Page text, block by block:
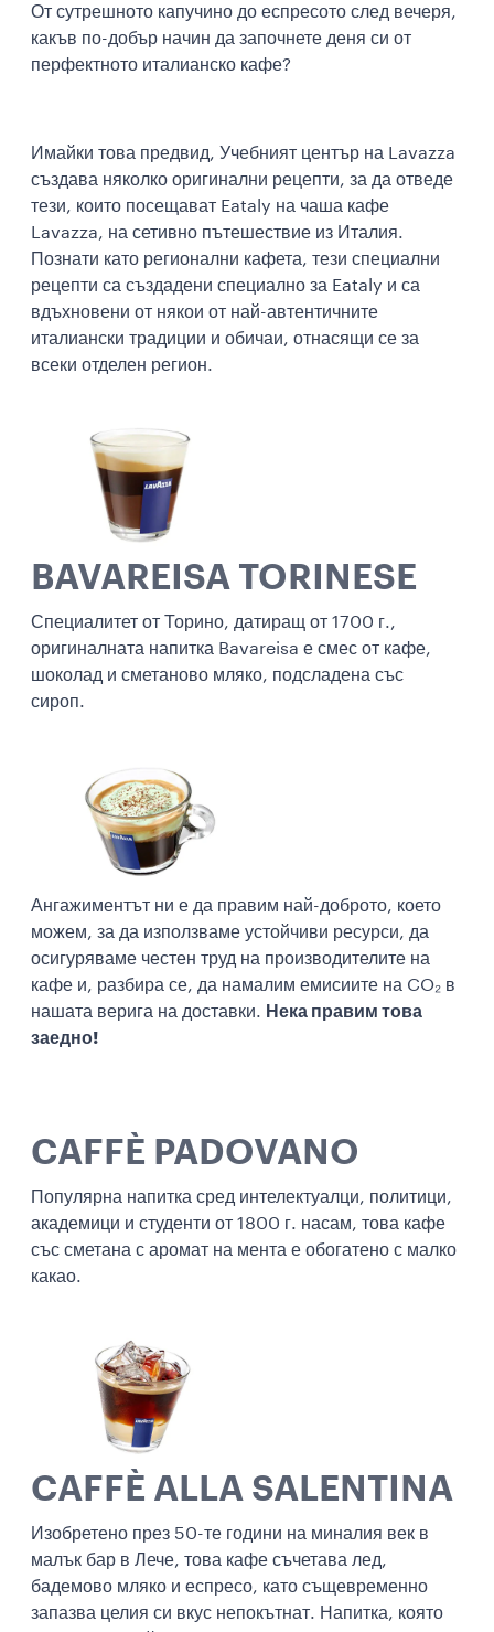
От сутрешното капучино до еспресото след вечеря,
какъв по-добър начин да започнете деня си от
перфектното италианско кафе?
Имайки това предвид, Учебният център на Lavazza
създава няколко оригинални рецепти, за да отведе
тези, които посещават Eataly на чаша кафе
Lavazza, на сетивно пътешествие из Италия.
Познати като регионални кафета, тези специални
рецепти са създадени специално за Eataly и са
вдъхновени от някои от най-автентичните
италиански традиции и обичаи, отнасящи се за
всеки отделен регион.
BAVAREISA TORINESE
Специалитет от Торино, датиращ от 1700 г.,
оригиналната напитка Bavareisa е смес от кафе,
шоколад и сметаново мляко, подсладена със
сироп.
Ангажиментът ни е да правим най-доброто, което
можем, за да използваме устойчиви ресурси, да
осигуряваме честен труд на производителите на
кафе и, разбира се, да намалим емисиите на CO₂ в
нашата верига на доставки. Нека правим това
заедно!
CAFFÈ PADOVANO
Популярна напитка сред интелектуалци, политици,
академици и студенти от 1800 г. насам, това кафе
със сметана с аромат на мента е обогатено с малко
какао.
CAFFÈ ALLA SALENTINA
Изобретено през 50-те години на миналия век в
малък бар в Лече, това кафе съчетава лед,
бадемово мляко и еспресо, като същевременно
запазва целия си вкус непокътнат. Напитка, която